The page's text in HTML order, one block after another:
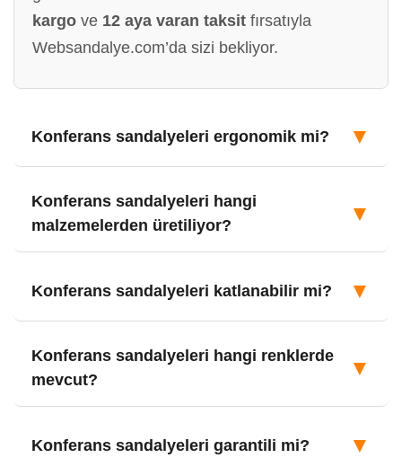
kargo ve 12 aya varan taksit fırsatıyla
Websandalye.com’da sizi bekliyor.
Konferans sandalyeleri ergonomik mi? ▼
Konferans sandalyeleri hangi
malzemelerden üretiliyor?
▼
Konferans sandalyeleri katlanabilir mi? ▼
Konferans sandalyeleri hangi renklerde
mevcut?
▼
Konferans sandalyeleri garantili mi? ▼